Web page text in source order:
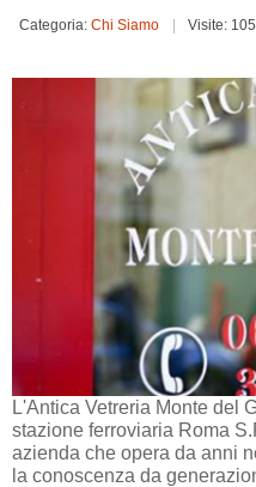
Categoria: Chi Siamo Visite:
L'Antica Vetreria Monte del
stazione ferroviaria Roma
azienda che opera da anni
la conoscenza da